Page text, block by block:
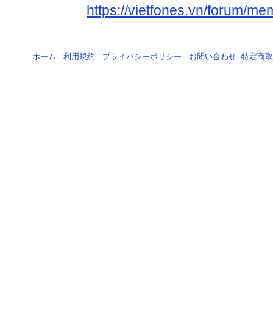
https://vietfones.vn/forum/
ホーム - 利用規約 - プライバシーポリシー - お問い合わせ- 特定商